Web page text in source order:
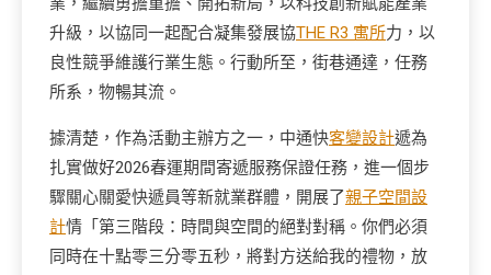
升級，以協同一起配合凝集發展協THE R3 寓所力，以
良性競爭維護行業生態。行動所至，街巷通達，任務
所系，物暢其流。
據清楚，作為活動主辦方之一，中通快客變設計遞為
扎實做好2026春運期間寄遞服務保證任務，進一個步
驟關心關愛快遞員等新就業群體，開展了親子空間設
計情「第三階段：時間與空間的絕對對稱。你們必須
同時在十點零三分零五秒，將對方送給我的禮物，放